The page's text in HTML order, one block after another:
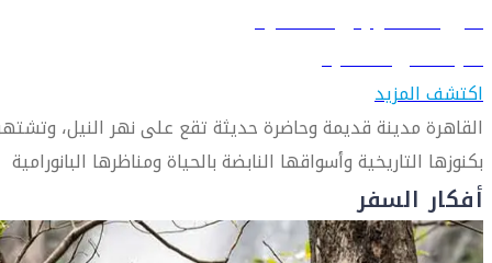
دليل السفر إلى القاهرة
تعرّف على القاهرة
اكتشف المزيد
القاهرة مدينة قديمة وحاضرة حديثة تقع على نهر النيل،
بكنوزها التاريخية وأسواقها النابضة بالحياة ومناظرها البانورامية
أفكار السفر